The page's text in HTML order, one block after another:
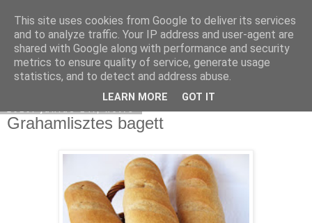
Moha Konyha
Grahamlisztes bagett
This site uses cookies from Google to deliver its services
and to analyze traffic. Your IP address and user-agent are
shared with Google along with performance and security
metrics to ensure quality of service, generate usage
statistics, and to detect and address abuse.
LEARN MORE GOT IT